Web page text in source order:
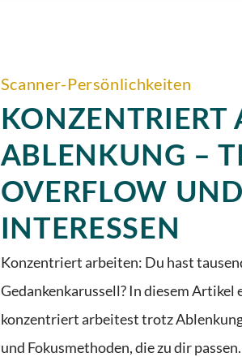
Scanner-Persönlichkeiten
KONZENTRIERT
ABLENKUNG –
OVERFLOW
INTERESSEN
Konzentriert arbeiten: Du hast
Gedankenkarussell? In diesem Artikel
konzentriert arbeitest trotz
und Fokusmethoden, die zu dir passen.